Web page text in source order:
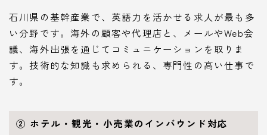
石川県の基幹産業で、英語力を活かせる求人が最も多
い分野です。海外の顧客や代理店と、メールやWeb会
議、海外出張を通じてコミュニケーションを取りま
す。技術的な知識も求められる、専門性の高い仕事で
す。
② ホテル・観光・小売業のインバウンド対応